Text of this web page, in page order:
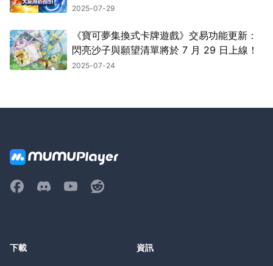
2025-07-29
《寶可夢集換式卡牌遊戲》交易功能更新：
閃亮沙子與願望清單將於 7 月 29 日上線！
2025-07-24
下載 資訊